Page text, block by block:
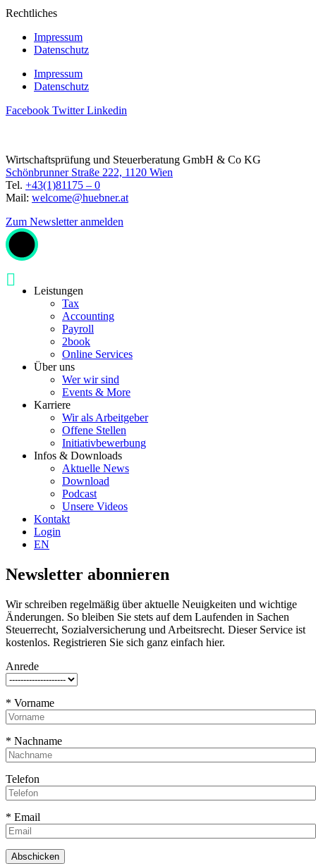
Rechtliches
Impressum
Datenschutz
Impressum
Datenschutz
Facebook Twitter Linkedin
Wirtschaftsprüfung und Steuerberatung GmbH & Co KG
Schönbrunner Straße 222, 1120 Wien
Tel. +43(1)81175 – 0
Mail: welcome@huebner.at
Zum Newsletter anmelden
Leistungen
Tax
Accounting
Payroll
2book
Online Services
Über uns
Wer wir sind
Events & More
Karriere
Wir als Arbeitgeber
Offene Stellen
Initiativbewerbung
Infos & Downloads
Aktuelle News
Download
Podcast
Unsere Videos
Kontakt
Login
EN
Newsletter abonnieren
Wir schreiben regelmäßig über aktuelle Neuigkeiten und wichtige
Änderungen. So bleiben Sie stets auf dem Laufenden in Sachen
Steuerrecht, Sozialversicherung und Arbeitsrecht. Dieser Service ist
kostenlos. Registrieren Sie sich ganz einfach hier.
Anrede
* Vorname
* Nachname
Telefon
* Email